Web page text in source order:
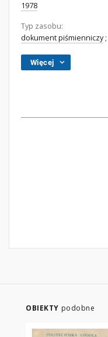
1978
Typ zasobu:
dokument piśmienniczy;
Więcej
OBIEKTY podobne